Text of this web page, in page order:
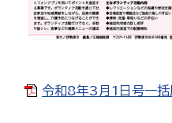
令和8年3月1日号一